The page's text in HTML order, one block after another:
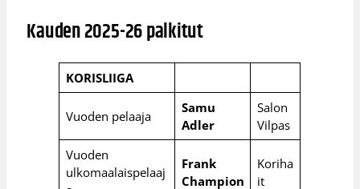
Kauden 2025-26 palkitut
KORISLIIGA
Vuoden pelaaja
Samu
Adler
Salon
Vilpas
Vuoden
ulkomaalaispelaaj
Frank
Champion
Koriha
it